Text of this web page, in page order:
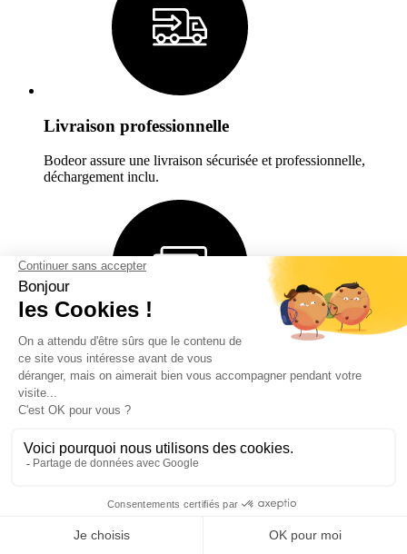
Livraison professionnelle
Bodeor assure une livraison sécurisée et professionnelle,
déchargement inclu.
Facilité de paiement
Meilleurs prix et paiement sécurisé pour vous garantir une
expérience sûre.